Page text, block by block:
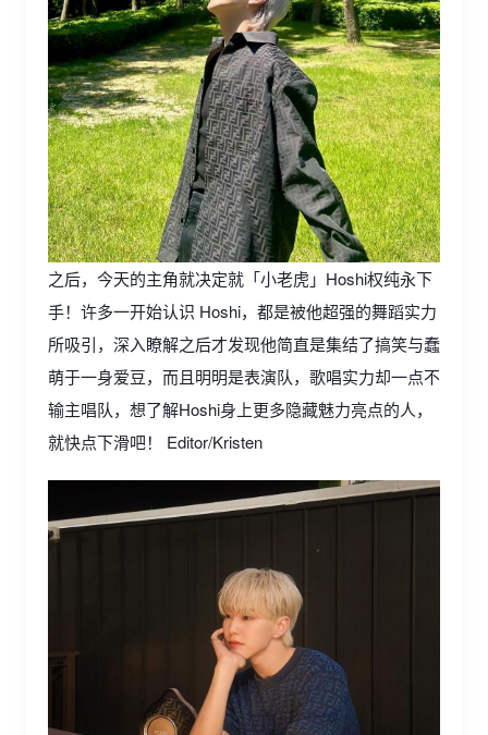
之后，今天的主角就决定就「小老虎」Hoshi权纯永下
手！许多一开始认识 Hoshi，都是被他超强的舞蹈实力
所吸引，深入瞭解之后才发现他简直是集结了搞笑与蠢
萌于一身爱豆，而且明明是表演队，歌唱实力却一点不
输主唱队，想了解Hoshi身上更多隐藏魅力亮点的人，
就快点下滑吧！ Editor/Kristen